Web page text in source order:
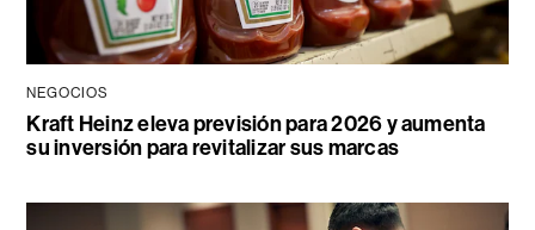
NEGOCIOS
Kraft Heinz eleva previsión para 2026 y aumenta
su inversión para revitalizar sus marcas